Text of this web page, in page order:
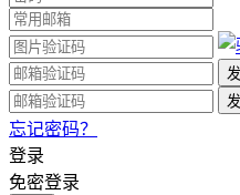
忘记密码？
登录
免密登录